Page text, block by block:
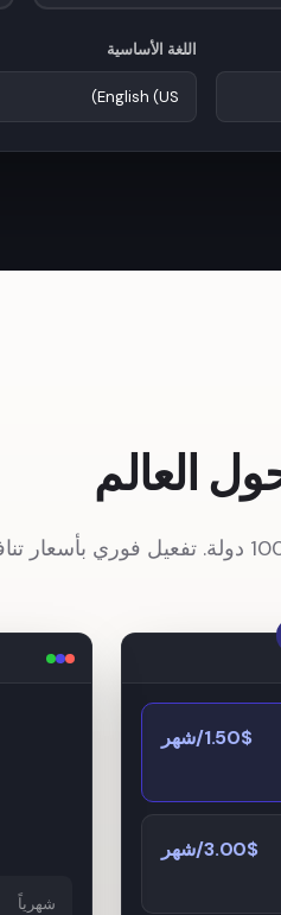
اللغة الأساسية
العالم
1.50$/شهر
3.00$/شهر
شهرياً